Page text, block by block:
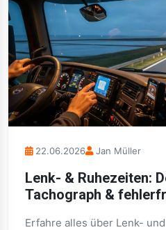
22.06.2026 Jan Müller
Lenk- & Ruhezeiten:
Tachograph &
Erfahre alles über Lenk-